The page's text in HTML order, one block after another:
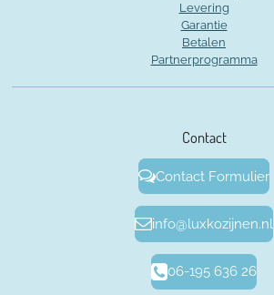
Levering
Garantie
Betalen
Partnerprogramma
Contact
Contact Formulier
info@luxkozijnen.nl
06-195 636 26